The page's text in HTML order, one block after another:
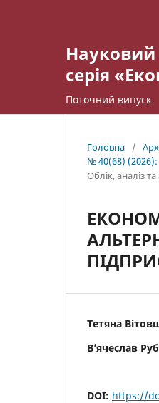
Науковий
серія
Поточний випуск
Головна /
№ 40(68) (2026):
Облік, аналіз
Тетяна
В՚ячеслав
DOI: https://